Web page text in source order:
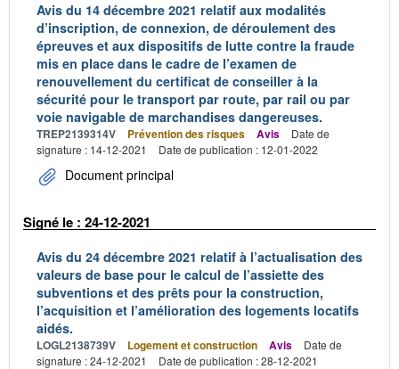
Avis du 14 décembre 2021 relatif aux modalités
d’inscription, de connexion, de déroulement des
épreuves et aux dispositifs de lutte contre la fraude
mis en place dans le cadre de l’examen de
renouvellement du certificat de conseiller à la
sécurité pour le transport par route, par rail ou par
voie navigable de marchandises dangereuses.
TREP2139314V Prévention des risques Avis
Date de
signature : 14-12-2021
Date de publication : 12-01-2022
Document principal
Signé le : 24-12-2021
Avis du 24 décembre 2021 relatif à l’actualisation des
valeurs de base pour le calcul de l’assiette des
subventions et des prêts pour la construction,
l’acquisition et l’amélioration des logements locatifs
aidés.
LOGL2138739V Logement et construction Avis
Date de
signature : 24-12-2021
Date de publication : 28-12-2021